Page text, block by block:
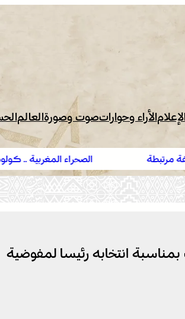
الأراء وحواراتصوت وصورةالعالم
المغربية .. كولومبيا تعلن تغييرا في
على صحرائه
انتخابه رئيسا لمفوضية